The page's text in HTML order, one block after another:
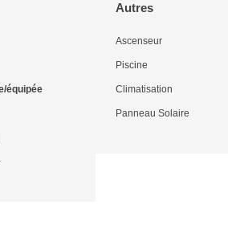
équipée
Autres
Ascenseur
Piscine
Climatisation
Panneau Solaire